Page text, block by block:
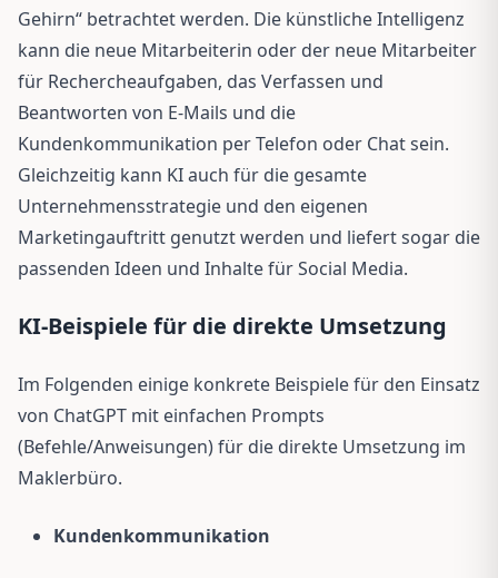
Gehirn“ betrachtet werden. Die künstliche Intelligenz
kann die neue Mitarbeiterin oder der neue Mitarbeiter
für Rechercheaufgaben, das Verfassen und
Beantworten von E-Mails und die
Kundenkommunikation per Telefon oder Chat sein.
Gleichzeitig kann KI auch für die gesamte
Unternehmensstrategie und den eigenen
Marketingauftritt genutzt werden und liefert sogar die
passenden Ideen und Inhalte für Social Media.
KI-Beispiele für die direkte Umsetzung
Im Folgenden einige konkrete Beispiele für den Einsatz
von ChatGPT mit einfachen Prompts
(Befehle/Anweisungen) für die direkte Umsetzung im
Maklerbüro.
Kundenkommunikation